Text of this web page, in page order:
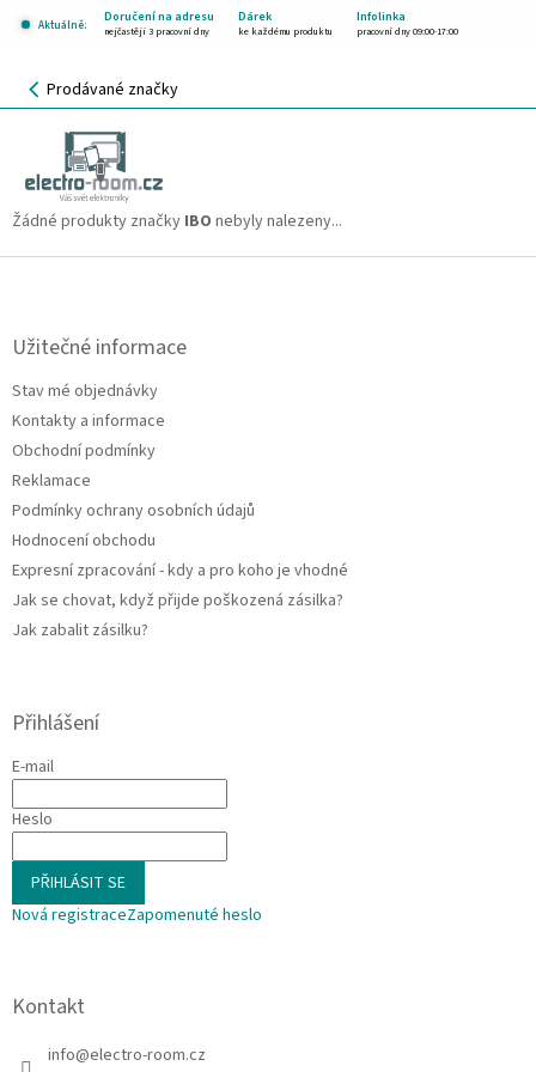
Aktuálně:
Doručení na adresu Dárek Infolinka
nejčastěji 3 pracovní dny ke každému produktu pracovní dny 09:00-17:00
NÁKUPNÍ
KOŠÍK
Prodávané značky
Žádné produkty značky IBO nebyly nalezeny...
Z
Užitečné informace
Stav mé objednávky
Kontakty a informace
Obchodní podmínky
Reklamace
Podmínky ochrany osobních údajů
Hodnocení obchodu
Expresní zpracování - kdy a pro koho je vhodné
Jak se chovat, když přijde poškozená zásilka?
Jak zabalit zásilku?
Přihlášení
E-mail
Heslo
PŘIHLÁSIT SE
Nová registraceZapomenuté heslo
Kontakt
info@electro-room.cz